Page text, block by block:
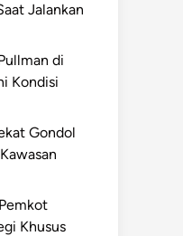
Jalankan
di
Kondisi
Gondol
Khusus